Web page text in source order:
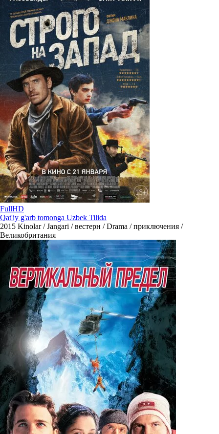
FullHD
Qat'iy g'arb tomonga Uzbek Tilida
2015 Kinolar / Jangari / вестерн / Drama / приключения /
Великобритания